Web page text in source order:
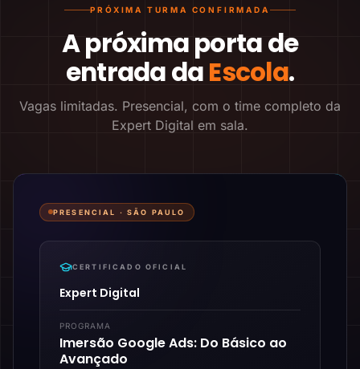
PRÓXIMA TURMA CONFIRMADA
A próxima porta de
entrada daEscola.
Vagas limitadas. Presencial, com o time completo da
Expert Digital em sala.
PRESENCIAL ·SÃO PAULO
CERTIFICADO OFICIAL
Expert Digital
PROGRAMA
Imersão Google Ads: Do Básico ao
Avançado